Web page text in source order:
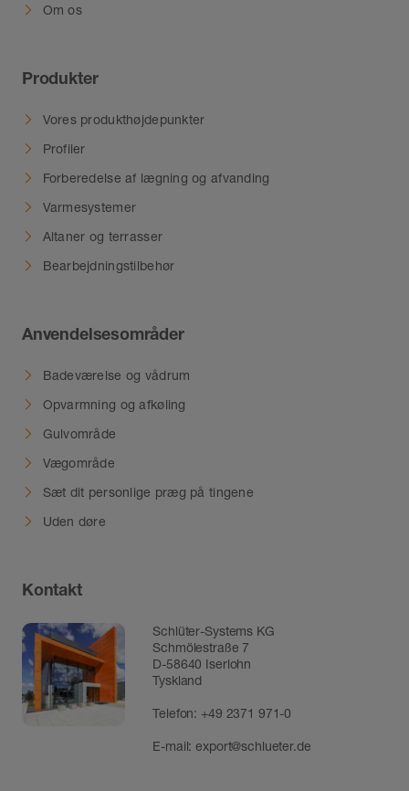
Om os
Produkter
Vores produkthøjdepunkter
Profiler
Forberedelse af lægning og afvanding
Varmesystemer
Altaner og terrasser
Bearbejdningstilbehør
Anvendelsesområder
Badeværelse og vådrum
Opvarmning og afkøling
Gulvområde
Vægområde
Sæt dit personlige præg på tingene
Uden døre
Kontakt
Schlüter-Systems KG
Schmölestraße 7
D-58640 Iserlohn
Tyskland
Telefon:+49 2371 971-0
E-mail:export@schlueter.de